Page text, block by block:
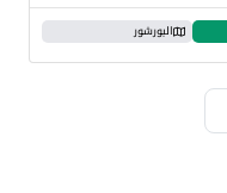
البورشور